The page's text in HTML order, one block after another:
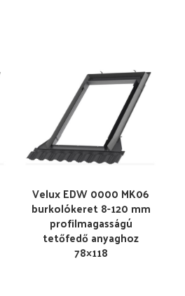
Velux EDW 0000 MK06
burkolókeret 8-120 mm
profilmagasságú
tetőfedő anyaghoz
78×118